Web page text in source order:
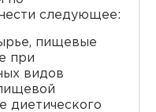
следующее:
пищевые
при
видов
диетического